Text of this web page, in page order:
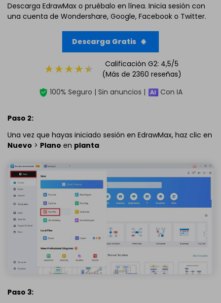
Descarga EdrawMax o pruébalo en línea. Inicia sesión con
una cuenta de Wondershare, Google, Facebook o Twitter.
Descarga Gratis
Calificación G2: 4,5/5
(Más de 2360 reseñas)
100% Seguro | Sin anuncios |
Con IA
Paso 2:
Una vez que hayas iniciado sesión en EdrawMax, haz clic en
Nuevo > Plano en planta
Paso 3: